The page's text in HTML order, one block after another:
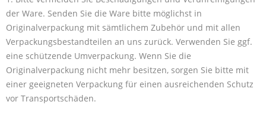
der Ware. Senden Sie die Ware bitte möglichst in
Originalverpackung mit sämtlichem Zubehör und mit allen
Verpackungsbestandteilen an uns zurück. Verwenden Sie ggf.
eine schützende Umverpackung. Wenn Sie die
Originalverpackung nicht mehr besitzen, sorgen Sie bitte mit
einer geeigneten Verpackung für einen ausreichenden Schutz
vor Transportschäden.